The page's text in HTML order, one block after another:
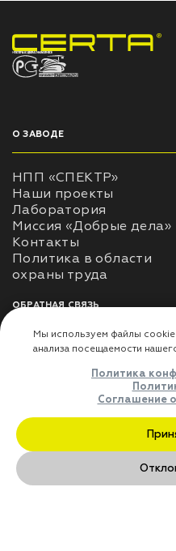
НПП «СПЕКТР» ЗАВОД ЛАКОКРАСОЧНЫХ МАТЕРИАЛОВ
О ЗАВОДЕ
НПП «СПЕКТР»
Наши проекты
Лаборатория
Миссия «Добрые дела»
Контакты
Политика в области
ОБРАТНАЯ СВЯЗЬ
Использование
использования личных
Оферта
ДЛЯ ПАРТНЁРОВ
Преимущества